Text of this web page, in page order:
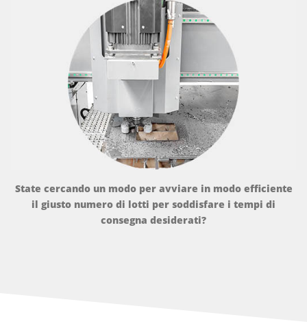
State cercando un modo per avviare in modo efficiente
il giusto numero di lotti per soddisfare i tempi di
consegna desiderati?